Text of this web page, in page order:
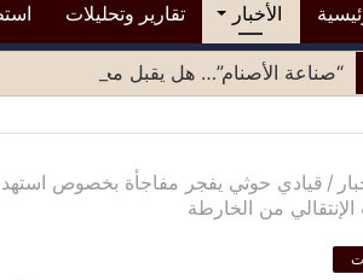
الأخبار تقارير وتحليلات
“صناعة الأصنام”… هل يقبل محافظ أبين
/ قيادي حوثي يفجر مفاجأة بخصوص
من الخارطة